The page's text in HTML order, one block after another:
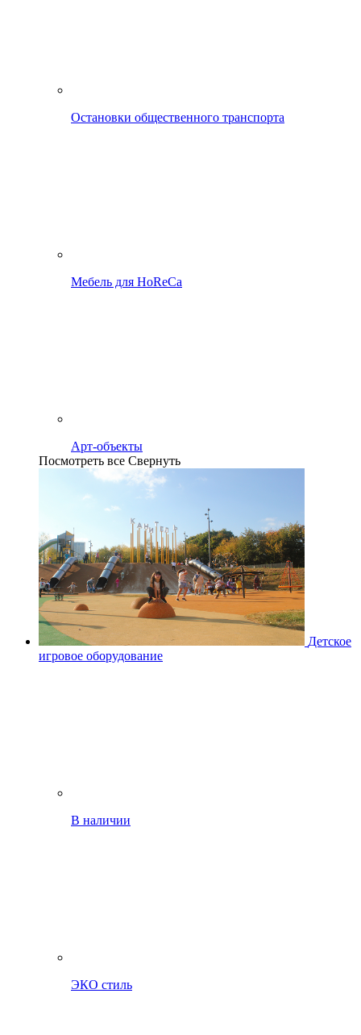
Остановки общественного транспорта
Мебель для HoReCa
Арт-объекты
Посмотреть все Свернуть
Детское
игровое оборудование
В наличии
ЭКО стиль